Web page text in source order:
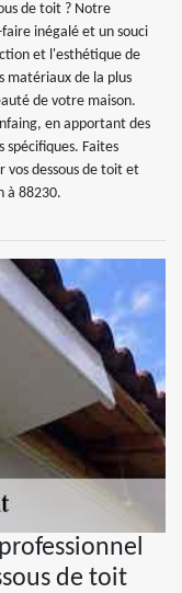
de toit ? Notre
inégalé et un souci
et l'esthétique de
matériaux de la plus
de votre maison.
en apportant des
spécifiques. Faites
vos dessous de toit et
à 88230.
de toit